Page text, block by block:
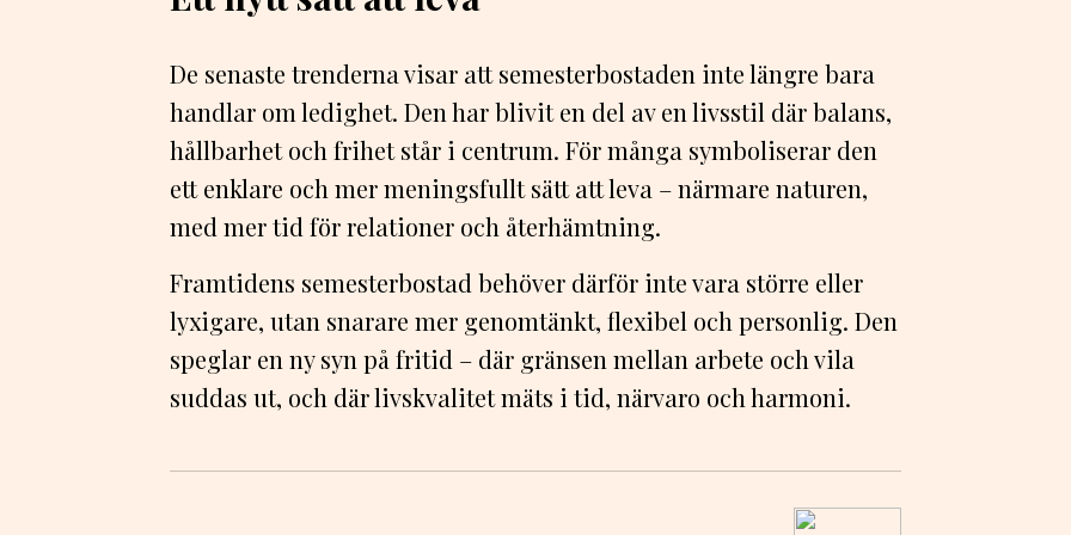
De senaste trenderna visar att semesterbostaden inte längre bara
handlar om ledighet. Den har blivit en del av en livsstil där balans,
hållbarhet och frihet står i centrum. För många symboliserar den
ett enklare och mer meningsfullt sätt att leva – närmare naturen,
med mer tid för relationer och återhämtning.
Framtidens semesterbostad behöver därför inte vara större eller
lyxigare, utan snarare mer genomtänkt, flexibel och personlig. Den
speglar en ny syn på fritid – där gränsen mellan arbete och vila
suddas ut, och där livskvalitet mäts i tid, närvaro och harmoni.